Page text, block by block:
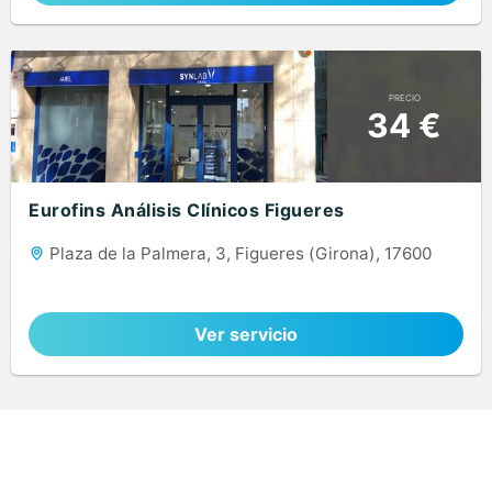
PRECIO
34 €
Eurofins Análisis Clínicos Figueres
Plaza de la Palmera, 3, Figueres (Girona), 17600
Ver servicio